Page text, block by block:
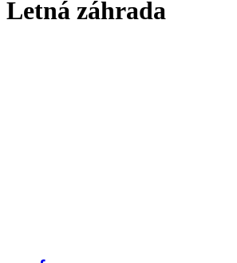
Letná záhrada